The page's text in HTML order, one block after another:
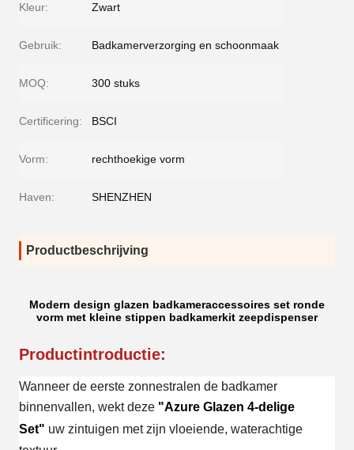
Kleur: Zwart
Gebruik: Badkamerverzorging en schoonmaak
MOQ: 300 stuks
Certificering: BSCI
Vorm: rechthoekige vorm
Haven: SHENZHEN
Productbeschrijving
Modern design glazen badkameraccessoires set ronde
vorm met kleine stippen badkamerkit zeepdispenser
Productintroductie:
Wanneer de eerste zonnestralen de badkamer
binnenvallen, wekt deze "Azure Glazen 4-delige
Set" uw zintuigen met zijn vloeiende, waterachtige